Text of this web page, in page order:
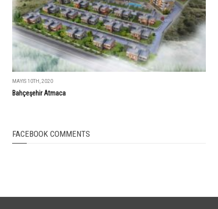
MAYIS 10TH, 2020
Bahçeşehir Atmaca
FACEBOOK COMMENTS